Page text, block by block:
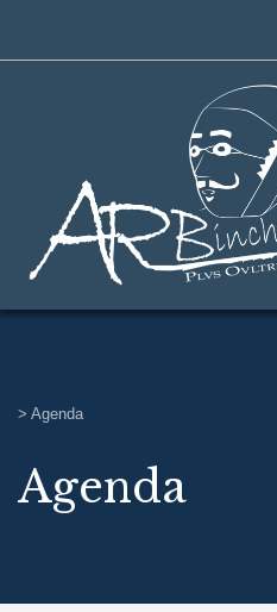
> Agenda
Agenda